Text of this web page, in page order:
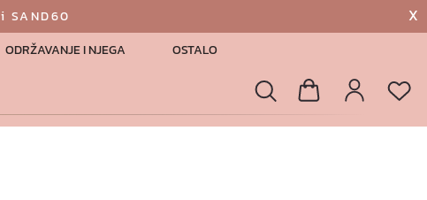
SAND60 X
ODRŽAVANJE I NJEGA OSTALO
Pretraga